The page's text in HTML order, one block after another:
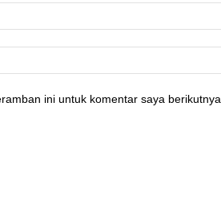
ini untuk komentar saya berikutnya.